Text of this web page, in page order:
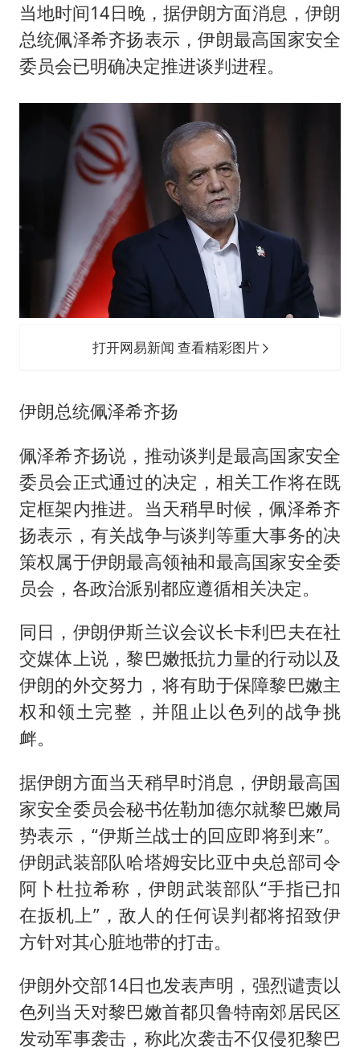
当地时间14日晚，据伊朗方面消息，伊朗
总统佩泽希齐扬表示，伊朗最高国家安全
委员会已明确决定推进谈判进程。
打开网易新闻 查看精彩图片
伊朗总统佩泽希齐扬
佩泽希齐扬说，推动谈判是最高国家安全
委员会正式通过的决定，相关工作将在既
定框架内推进。当天稍早时候，佩泽希齐
扬表示，有关战争与谈判等重大事务的决
策权属于伊朗最高领袖和最高国家安全委
员会，各政治派别都应遵循相关决定。
同日，伊朗伊斯兰议会议长卡利巴夫在社
交媒体上说，黎巴嫩抵抗力量的行动以及
伊朗的外交努力，将有助于保障黎巴嫩主
权和领土完整，并阻止以色列的战争挑
衅。
据伊朗方面当天稍早时消息，伊朗最高国
家安全委员会秘书佐勒加德尔就黎巴嫩局
势表示，“伊斯兰战士的回应即将到来”。
伊朗武装部队哈塔姆安比亚中央总部司令
阿卜杜拉希称，伊朗武装部队“手指已扣
在扳机上”，敌人的任何误判都将招致伊
方针对其心脏地带的打击。
伊朗外交部14日也发表声明，强烈谴责以
色列当天对黎巴嫩首都贝鲁特南郊居民区
发动军事袭击，称此次袭击不仅侵犯黎巴